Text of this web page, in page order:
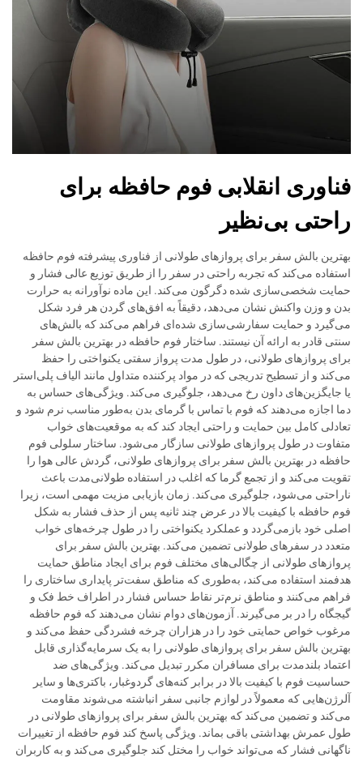
فناوری انقلابی فوم حافظه برای
راحتی بی‌نظیر
بهترین بالش سفر برای پروازهای طولانی از فناوری پیشرفته فوم حافظه
استفاده می‌کند که تجربه راحتی در سفر را از طریق توزیع عالی فشار و
حمایت شخصی‌سازی شده دگرگون می‌کند. این ماده نوآورانه به حرارت
بدن و وزن واکنش نشان می‌دهد، دقیقاً به افق‌های گردن هر فرد شکل
می‌گیرد و حمایت سفارشی‌سازی شده‌ای فراهم می‌کند که بالش‌های
سنتی قادر به ارائه آن نیستند. ساختار فوم حافظه در بهترین بالش سفر
برای پروازهای طولانی، در طول مدت پرواز سفتی یکنواختی را حفظ
می‌کند و از تسطیح تدریجی که در مواد پرکننده متداول مانند الیاف پلی‌استر
یا جایگزین‌های داون رخ می‌دهد، جلوگیری می‌کند. ویژگی‌های حساس به
دما اجازه می‌دهند که فوم با تماس با گرمای بدن به‌طور مناسب نرم شود و
تعادلی کامل بین حمایت و راحتی ایجاد کند که به موقعیت‌های خواب
متفاوت در طول پروازهای طولانی سازگار می‌شود. ساختار سلولی فوم
حافظه در بهترین بالش سفر برای پروازهای طولانی، گردش عالی هوا را
تقویت می‌کند و از تجمع گرما که اغلب در استفاده طولانی‌مدت باعث
ناراحتی می‌شود، جلوگیری می‌کند. زمان بازیابی مزیت مهمی است، زیرا
فوم حافظه با کیفیت بالا در عرض چند ثانیه پس از حذف فشار به شکل
اصلی خود بازمی‌گردد و عملکرد یکنواختی را در طول چرخه‌های خواب
متعدد در سفرهای طولانی تضمین می‌کند. بهترین بالش سفر برای
پروازهای طولانی از چگالی‌های مختلف فوم برای ایجاد مناطق حمایت
هدفمند استفاده می‌کند، به‌طوری که مناطق سفت‌تر پایداری ساختاری را
فراهم می‌کنند و مناطق نرم‌تر نقاط حساس فشار در اطراف خط فک و
گیجگاه را در بر می‌گیرند. آزمون‌های دوام نشان می‌دهند که فوم حافظه
مرغوب خواص حمایتی خود را در هزاران چرخه فشردگی حفظ می‌کند و
بهترین بالش سفر برای پروازهای طولانی را به یک سرمایه‌گذاری قابل
اعتماد بلندمدت برای مسافران مکرر تبدیل می‌کند. ویژگی‌های ضد
حساسیت فوم با کیفیت بالا در برابر کنه‌های گردوغبار، باکتری‌ها و سایر
آلرژن‌هایی که معمولاً در لوازم جانبی سفر انباشته می‌شوند مقاومت
می‌کند و تضمین می‌کند که بهترین بالش سفر برای پروازهای طولانی در
طول عمرش بهداشتی باقی بماند. ویژگی پاسخ کند فوم حافظه از تغییرات
ناگهانی فشار که می‌تواند خواب را مختل کند جلوگیری می‌کند و به کاربران